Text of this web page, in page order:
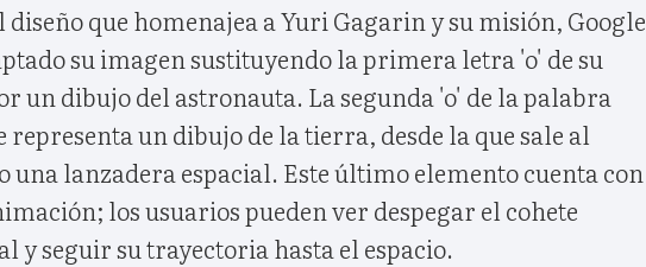
diseño que homenajea a Yuri Gagarin y su misión, Google
su imagen sustituyendo la primera letra 'o' de su
un dibujo del astronauta. La segunda 'o' de la palabra
representa un dibujo de la tierra, desde la que sale al
una lanzadera espacial. Este último elemento cuenta con
los usuarios pueden ver despegar el cohete
y seguir su trayectoria hasta el espacio.